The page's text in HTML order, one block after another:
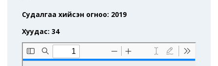
Судалгаа хийсэн огноо: 2019
Хуудас: 34